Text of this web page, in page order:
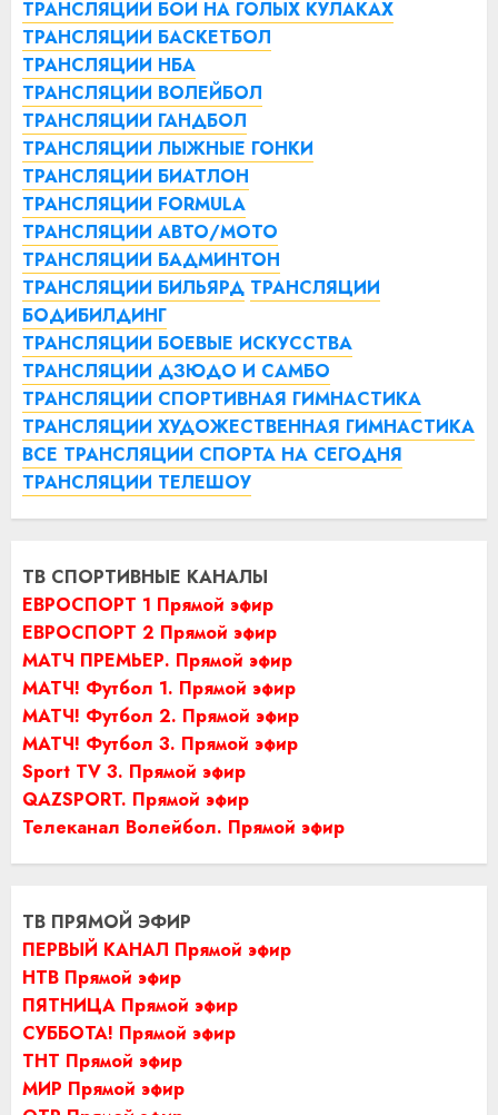
ТРАНСЛЯЦИИ БОИ НА ГОЛЫХ КУЛАКАХ
ТРАНСЛЯЦИИ БАСКЕТБОЛ
ТРАНСЛЯЦИИ НБА
ТРАНСЛЯЦИИ ВОЛЕЙБОЛ
ТРАНСЛЯЦИИ ГАНДБОЛ
ТРАНСЛЯЦИИ ЛЫЖНЫЕ ГОНКИ
ТРАНСЛЯЦИИ БИАТЛОН
ТРАНСЛЯЦИИ FORMULA
ТРАНСЛЯЦИИ АВТО/МОТО
ТРАНСЛЯЦИИ БАДМИНТОН
ТРАНСЛЯЦИИ БИЛЬЯРД ТРАНСЛЯЦИИ
БОДИБИЛДИНГ
ТРАНСЛЯЦИИ БОЕВЫЕ ИСКУССТВА
ТРАНСЛЯЦИИ ДЗЮДО И САМБО
ТРАНСЛЯЦИИ СПОРТИВНАЯ ГИМНАСТИКА
ТРАНСЛЯЦИИ ХУДОЖЕСТВЕННАЯ ГИМНАСТИКА
ВСЕ ТРАНСЛЯЦИИ СПОРТА НА СЕГОДНЯ
ТРАНСЛЯЦИИ ТЕЛЕШОУ
ТВ СПОРТИВНЫЕ КАНАЛЫ
ЕВРОСПОРТ 1 Прямой эфир
ЕВРОСПОРТ 2 Прямой эфир
МАТЧ ПРЕМЬЕР. Прямой эфир
МАТЧ! Футбол 1. Прямой эфир
МАТЧ! Футбол 2. Прямой эфир
МАТЧ! Футбол 3. Прямой эфир
Sport TV 3. Прямой эфир
QAZSPORT. Прямой эфир
Телеканал Волейбол. Прямой эфир
ТВ ПРЯМОЙ ЭФИР
ПЕРВЫЙ КАНАЛ Прямой эфир
НТВ Прямой эфир
ПЯТНИЦА Прямой эфир
СУББОТА! Прямой эфир
ТНТ Прямой эфир
МИР Прямой эфир